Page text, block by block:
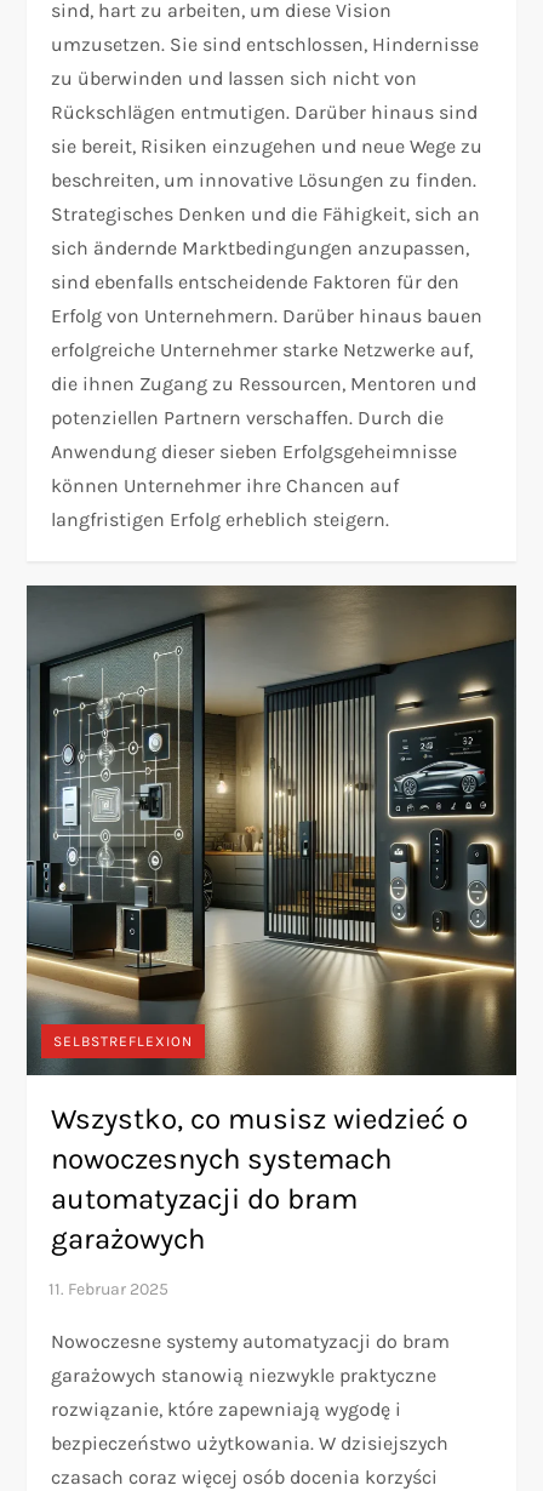
sind, hart zu arbeiten, um diese Vision
umzusetzen. Sie sind entschlossen, Hindernisse
zu überwinden und lassen sich nicht von
Rückschlägen entmutigen. Darüber hinaus sind
sie bereit, Risiken einzugehen und neue Wege zu
beschreiten, um innovative Lösungen zu finden.
Strategisches Denken und die Fähigkeit, sich an
sich ändernde Marktbedingungen anzupassen,
sind ebenfalls entscheidende Faktoren für den
Erfolg von Unternehmern. Darüber hinaus bauen
erfolgreiche Unternehmer starke Netzwerke auf,
die ihnen Zugang zu Ressourcen, Mentoren und
potenziellen Partnern verschaffen. Durch die
Anwendung dieser sieben Erfolgsgeheimnisse
können Unternehmer ihre Chancen auf
langfristigen Erfolg erheblich steigern.
SELBSTREFLEXION
Wszystko, co musisz wiedzieć o
nowoczesnych systemach
automatyzacji do bram
garażowych
Nowoczesne systemy automatyzacji do bram
garażowych stanowią niezwykle praktyczne
rozwiązanie, które zapewniają wygodę i
bezpieczeństwo użytkowania. W dzisiejszych
czasach coraz więcej osób docenia korzyści